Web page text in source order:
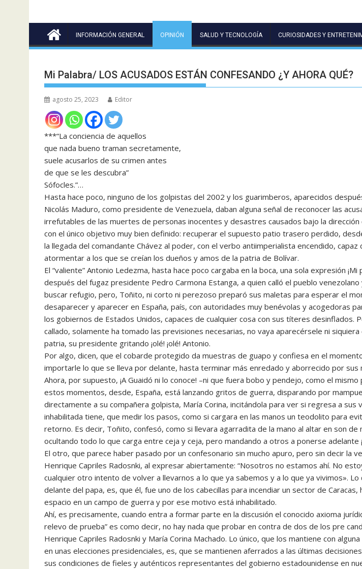
INFORMACIÓN GENERAL OPINIÓN SALUD Y TECNOLOGÍA CURIOSIDADES Y
Mi Palabra/ LOS ACUSADOS ESTÁN CONFESANDO ¿Y AHORA QUÉ?
agosto 25, 2023 Editor
***“La conciencia de aquellos
que nada bueno traman secretamente,
suele acusarlos de su crimen antes
de que se les descubra”
Sófocles.”…
Hasta hace poco, ninguno de los golpistas del 2002 y los guarimberos, aparecidos
Nicolás Maduro, como presidente de Venezuela, daban alguna señal de reconocer las
irrefutables de las muertes de personas inocentes y desastres causados bajo la dirección
con el único objetivo muy bien definido: recuperar el supuesto patio trasero perdido,
la llegada del comandante Chávez al poder, con el verbo antiimperialista encendido, capaz
atormentar a los que se creían los dueños y amos de la patria de Bolívar.
El “valiente” Antonio Ledezma, hasta hace poco cargaba en la boca, una sola expresión
después del fugaz presidente Pedro Carmona Estanga, a quien calló el pueblo venezolano
buscar refugio, pero, Toñito, ni corto ni perezoso preparó sus maletas para esperar el
desaparecer y aparecer en España, país, con autoridades muy benévolas y acogedoras
los gobiernos de Estados Unidos, capaces de cualquier cosa con sus títeres desinflados.
callado, solamente ha tomado las previsiones necesarias, no vaya aparecérsele ni
patria, su presidente gritando ¡olé! ¡olé! Antonio.
Por algo, dicen, que el cobarde protegido da muestras de guapo y confiesa en el
importarle lo que se lleva por delante, hasta terminar más enredado y aborrecido por sus
Ahora, por supuesto, ¡A Guaidó ni lo conoce! –ni que fuera bobo y pendejo, como el
estos momentos, desde, España, está lanzando gritos de guerra, disparando por
directamente a su compañera golpista, María Corina, incitándola para ver si regresa a sus
inhabilitada tiene, que medir los pasos, como si cargara en las manos un teodolito para
retorno. Es decir, Toñito, confesó, como si llevara agarradita de la mano al altar en son de
ocultando todo lo que carga entre ceja y ceja, pero mandando a otros a ponerse adelante
El otro, que parece haber pasado por un confesonario sin mucho apuro, pero sin decir la
Henrique Capriles Radosnki, al expresar abiertamente: “Nosotros no estamos ahí. No
cualquier otro intento de volver a llevarnos a lo que ya sabemos y a lo que ya vivimos». Lo
delante del papa, es, que él, fue uno de los cabecillas para incendiar un sector de
espacio en un campo de guerra y por ese motivo está inhabilitado.
Ahí, es precisamente, cuando entra a formar parte en la discusión el conocido axioma
relevo de prueba” es como decir, no hay nada que probar en contra de dos de los pre
Henrique Capriles Radosnki y María Corina Machado. Lo único, que los mantiene con
en unas elecciones presidenciales, es, que se mantienen aferrados a las últimas
sus condiciones de fieles y auténticos representantes del gobierno estadounidense en